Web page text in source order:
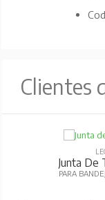
Clientes
Angulo
PARA